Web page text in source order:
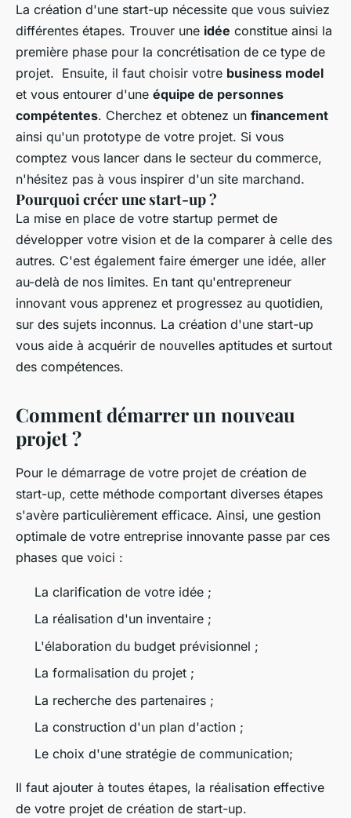
La création d'une start-up nécessite que vous suiviez
différentes étapes. Trouver une idée constitue ainsi la
première phase pour la concrétisation de ce type de
projet. Ensuite, il faut choisir votre business model
et vous entourer d'une équipe de personnes
compétentes. Cherchez et obtenez un financement
ainsi qu'un prototype de votre projet. Si vous
comptez vous lancer dans le secteur du commerce,
n'hésitez pas à vous inspirer d'un site marchand.
Pourquoi créer une start-up ?
La mise en place de votre startup permet de
développer votre vision et de la comparer à celle des
autres. C'est également faire émerger une idée, aller
au-delà de nos limites. En tant qu'entrepreneur
innovant vous apprenez et progressez au quotidien,
sur des sujets inconnus. La création d'une start-up
vous aide à acquérir de nouvelles aptitudes et surtout
des compétences.
Comment démarrer un nouveau
projet ?
Pour le démarrage de votre projet de création de
start-up, cette méthode comportant diverses étapes
s'avère particulièrement efficace. Ainsi, une gestion
optimale de votre entreprise innovante passe par ces
phases que voici :
La clarification de votre idée ;
La réalisation d'un inventaire ;
L'élaboration du budget prévisionnel ;
La formalisation du projet ;
La recherche des partenaires ;
La construction d'un plan d'action ;
Le choix d'une stratégie de communication;
Il faut ajouter à toutes étapes, la réalisation effective
de votre projet de création de start-up.